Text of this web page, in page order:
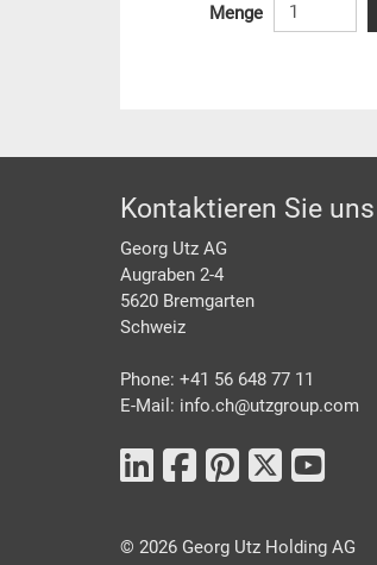
Menge
Footer
Kontaktieren Sie uns
Georg Utz AG
Augraben 2-4
5620 Bremgarten
Schweiz
Phone: +41 56 648 77 11
E-Mail: info.ch@utzgroup.com
© 2026Georg Utz Holding AG